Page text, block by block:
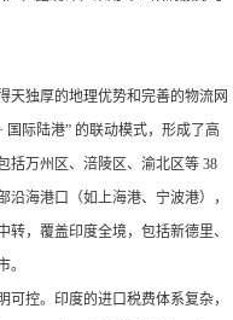
天独厚的地理优势和完善的物流网
际陆港” 的联动模式，形成了高
括万州区、涪陵区、渝北区等 38
海港口（如上海港、宁波港），
，覆盖印度全境，包括新德里、
。​
控。印度的进口税费体系复杂，